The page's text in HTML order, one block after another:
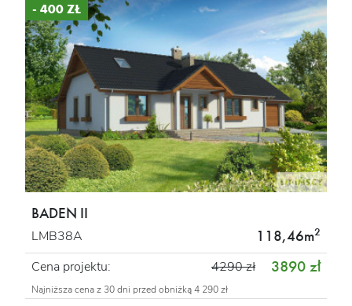
- 400 ZŁ
BADEN II
LMB38A 118,46m2
Cena projektu: 3890 zł
4290 zł
Najniższa cena z 30 dni przed obniżką 4 290 zł